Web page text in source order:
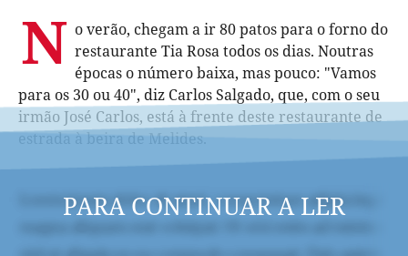
N o verão, chegam a ir 80 patos para o forno do
restaurante Tia Rosa todos os dias. Noutras
épocas o número baixa, mas pouco: "Vamos
para os 30 ou 40", diz Carlos Salgado, que, com o seu
irmão José Carlos, está à frente deste restaurante de
estrada à beira de Melides.
PARA CONTINUAR A LER